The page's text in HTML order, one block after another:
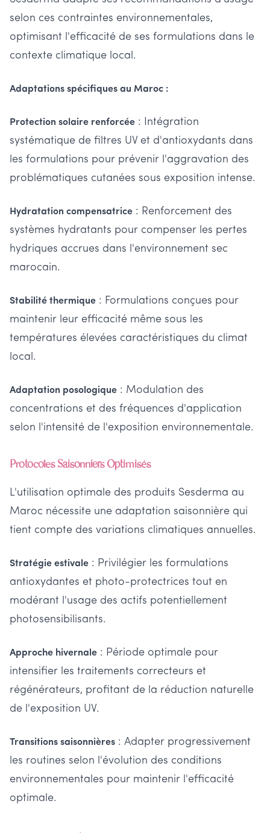
selon ces contraintes environnementales,
optimisant l'efficacité de ses formulations dans le
contexte climatique local.
Adaptations spécifiques au Maroc :
Protection solaire renforcée : Intégration
systématique de filtres UV et d'antioxydants dans
les formulations pour prévenir l'aggravation des
problématiques cutanées sous exposition intense.
Hydratation compensatrice : Renforcement des
systèmes hydratants pour compenser les pertes
hydriques accrues dans l'environnement sec
marocain.
Stabilité thermique : Formulations conçues pour
maintenir leur efficacité même sous les
températures élevées caractéristiques du climat
local.
Adaptation posologique : Modulation des
concentrations et des fréquences d'application
selon l'intensité de l'exposition environnementale.
Protocoles Saisonniers Optimisés
L'utilisation optimale des produits Sesderma au
Maroc nécessite une adaptation saisonnière qui
tient compte des variations climatiques annuelles.
Stratégie estivale : Privilégier les formulations
antioxydantes et photo-protectrices tout en
modérant l'usage des actifs potentiellement
photosensibilisants.
Approche hivernale : Période optimale pour
intensifier les traitements correcteurs et
régénérateurs, profitant de la réduction naturelle
de l'exposition UV.
Transitions saisonnières : Adapter progressivement
les routines selon l'évolution des conditions
environnementales pour maintenir l'efficacité
optimale.